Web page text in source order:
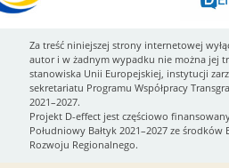
Za treść niniejszej strony internetowej
autor i w żadnym wypadku nie można jej
stanowiska Unii Europejskiej, instytucji
sekretariatu Programu Współpracy
2021–2027.
Projekt D-effect jest częściowo
Południowy Bałtyk 2021–2027 ze
Rozwoju Regionalnego.